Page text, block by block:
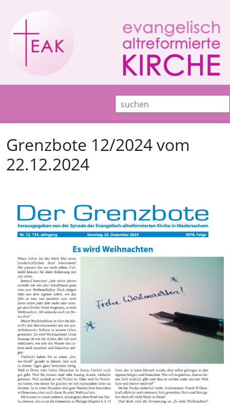
Grenzbote 12/2024 vom
22.12.2024